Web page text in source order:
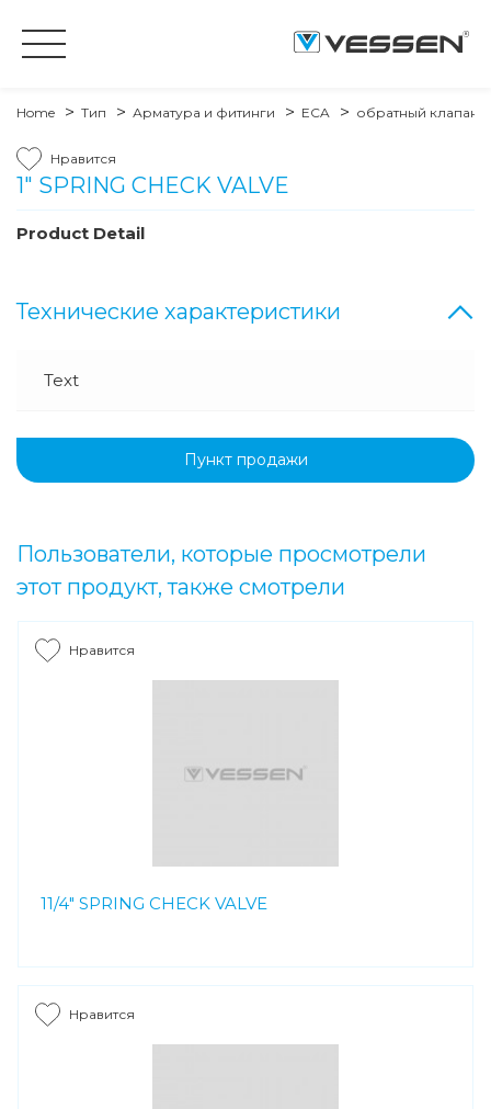
Home Тип Арматура и фитинги ECA обратный клапан
Нравится
1" SPRING CHECK VALVE
Product Detail
Технические характеристики
Text
Пункт продажи
Пользователи, которые просмотрели
этот продукт, также смотрели
Нравится
11/4" SPRING CHECK VALVE
Нравится